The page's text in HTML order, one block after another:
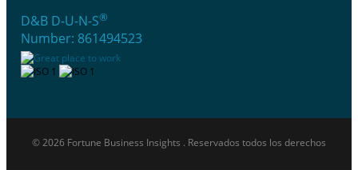
D&B D-U-N-S®
Number: 861494523
© 2026 Fortune Business Insights . Reservados todos los derechos